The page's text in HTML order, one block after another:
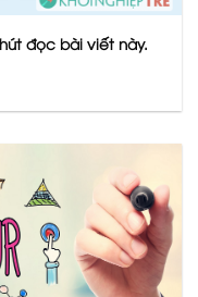
đọc bài viết này.